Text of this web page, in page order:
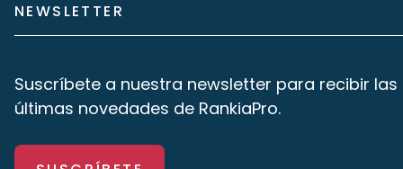
NEWSLETTER
Suscríbete a nuestra newsletter para recibir las
últimas novedades de RankiaPro.